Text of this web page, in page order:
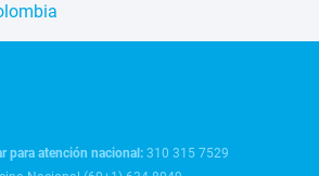
para atención nacional:310 315 7529